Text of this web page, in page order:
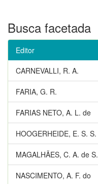
Busca facetada
Editor
CARNEVALLI, R. A.
FARIA, G. R.
FARIAS NETO, A. L. de
HOOGERHEIDE, E. S. S.
MAGALHÃES, C. A. de S.
NASCIMENTO, A. F. do